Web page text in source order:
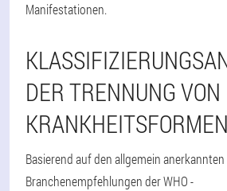
Manifestationen.
DER TRENNUNG VON
KRANKHEITSFORMEN
Basierend auf den allgemein anerkannten
Branchenempfehlungen der WHO -